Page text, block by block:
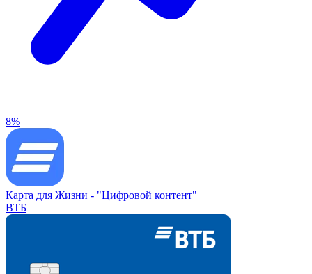
8%
Карта для Жизни - "Цифровой контент"
ВТБ